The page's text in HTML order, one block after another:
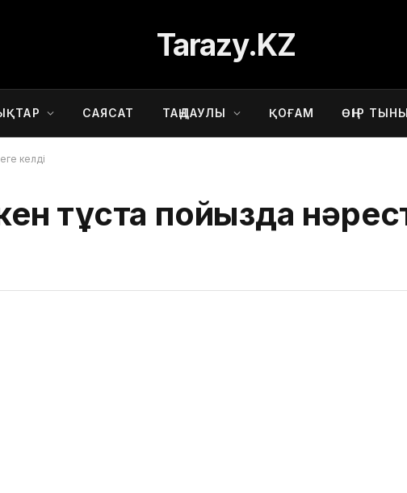
Tarazy.KZ
САЯСАТ ТАҢДАУЛЫ ҚОҒАМ ӨҢІР
келді
тұста пойызда